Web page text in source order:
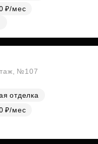
₽/мес
№107
отделка
₽/мес